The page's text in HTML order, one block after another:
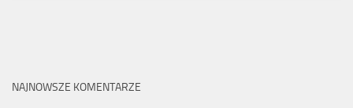
NAJNOWSZE KOMENTARZE